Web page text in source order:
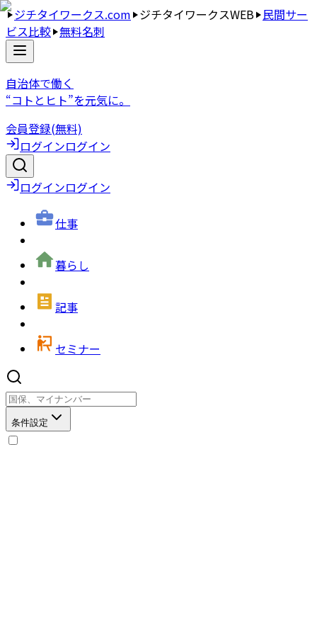
ジチタイワークス.com ジチタイワークスWEB 民間サー
ビス比較 無料名刺
自治体で働く
“コトとヒト”を元気に。
会員登録(無料)
ログインログイン
ログインログイン
仕事
暮らし
記事
セミナー
条件設定